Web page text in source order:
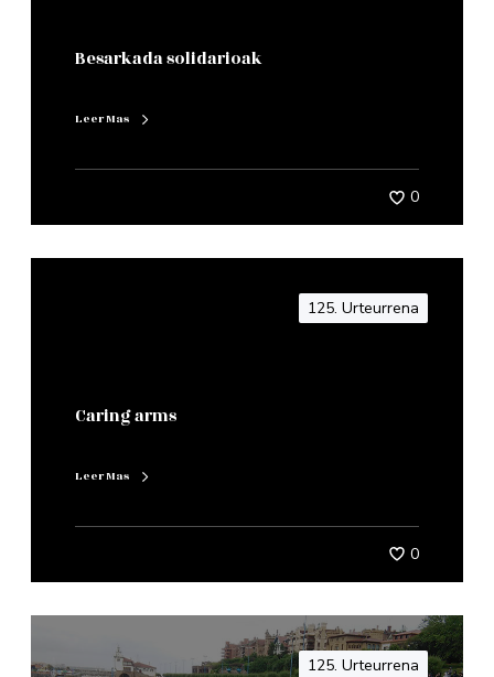
Besarkada solidarioak
Leer Mas
0
125. Urteurrena
Caring arms
Leer Mas
0
125. Urteurrena